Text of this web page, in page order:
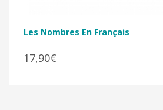
Les Nombres En Français
17,90€